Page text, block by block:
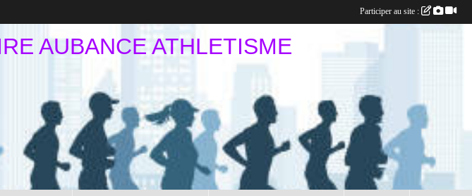
AUBANCE ATHLETISME
Participer au site :